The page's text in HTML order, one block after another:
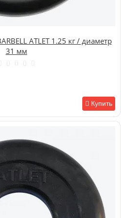
ATLET 1.25 кг / диаметр
31 мм
Купить